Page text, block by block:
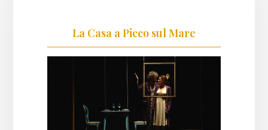
La Casa a Picco sul Mare